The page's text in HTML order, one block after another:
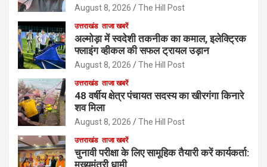
August 8, 2026 The Hill Post
उत्तराखंड ताजा खबरें
अल्मोड़ा में स्वदेशी तकनीक का कमाल, इलेक्ट्रिक
फ्लाइंग व्हीकल की सफल ट्रायल उड़ान
August 8, 2026 The Hill Post
उत्तराखंड ताजा खबरें
48 वर्षीय क्षेत्र पंचायत सदस्य का खीरगंगा किनारे
शव मिला
August 8, 2026 The Hill Post
उत्तराखंड ताजा खबरें
चुनावी परीक्षा के लिए सामूहिक तैयारी करें कार्यकर्ता:
मुख्यमंत्री धामी